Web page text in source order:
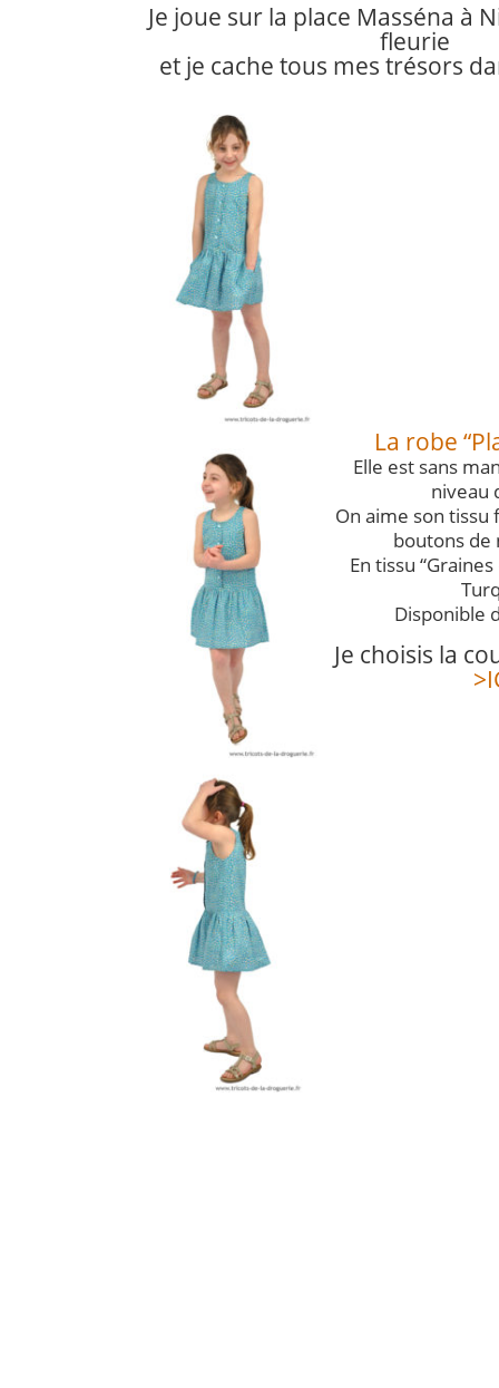
Je joue sur la place Masséna à
fleurie
et je cache tous mes trésors
La robe
Elle est sans
niveau
On aime son tissu
boutons de
En tissu
Disponible
Je choisis la